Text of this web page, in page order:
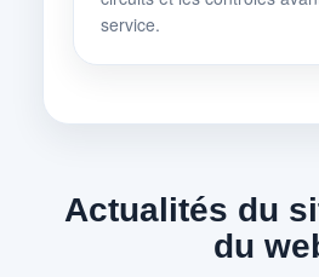
service.
Actualités du
du